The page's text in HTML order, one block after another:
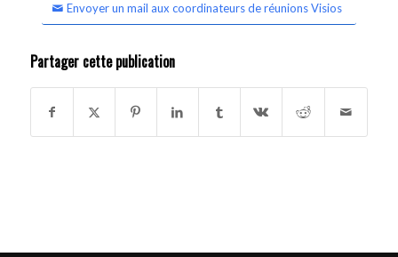
Envoyer un mail aux coordinateurs de réunions Visios
Partager cette publication